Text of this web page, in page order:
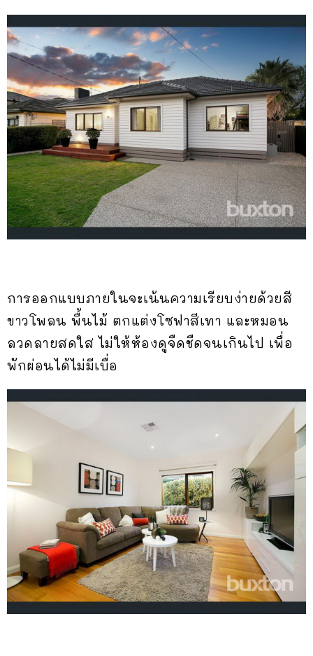
การออกแบบภายในจะเน้นความเรียบง่ายด้วยสี
ขาวโพลน พื้นไม้ ตกแต่งโซฟาสีเทา และหมอน
ลวดลายสดใส ไม่ให้ห้องดูจืดชืดจนเกินไป เพื่อ
พักผ่อนได้ไม่มีเบื่อ